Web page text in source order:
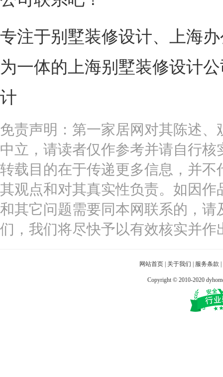
专注于别墅装修设计、上海
为一体的上海别墅装修设计
计
免责声明：第一家居网对其陈述、
中立，请读者仅作参考并请自行核
转载目的在于传递更多信息，并不
其观点和对其真实性负责。如因作
和其它问题需要同本网联系的，请
们，我们将尽快予以有效核实并作
网站首页 关于我们 服务条款
Copyright © 2010-2020